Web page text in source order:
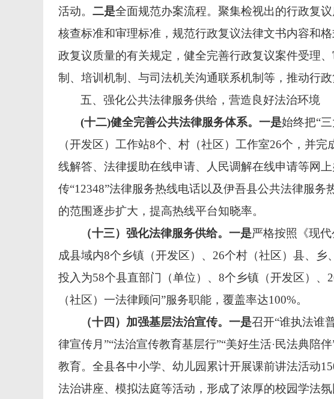
活动。 二是全面规范办案流程。聚集检视出的行政复
核查标准和审理标准，规范行政复议法律文书内容和
政复议质量的有关规定，健全完善行政复议案件受理
制、培训机制、与司法机关沟通联系机制等，推动行政
五、强化公共法律服务供给，营造良好法治环境
(十二)健全完善公共法律服务体系。一是始终把“
（开发区）工作站8个、村（社区）工作室26个，并完
线解答、法律援助在线申请、人民调解在线申请等网
传“12348”法律服务热线电话以及伊吾县公共法律服
的范围逐步扩大，提高热线平台知晓率。
（十三）强化法律服务供给。一是严格按照《现
成县域内8个乡镇（开发区）、26个村（社区）县、乡
投入为58个县直部门（单位）、8个乡镇（开发区）
（社区）一法律顾问”服务职能，覆盖率达100%。
（十四）加强基层法治宣传。一是召开“谁执法谁
律宣传月”“法治宣传教育基层行”“美好生活·民法典陪
教育。全县各中小学、幼儿园累计开展课前讲法活动
法治讲座、模拟法庭等活动，形成了浓厚的校园学法氛